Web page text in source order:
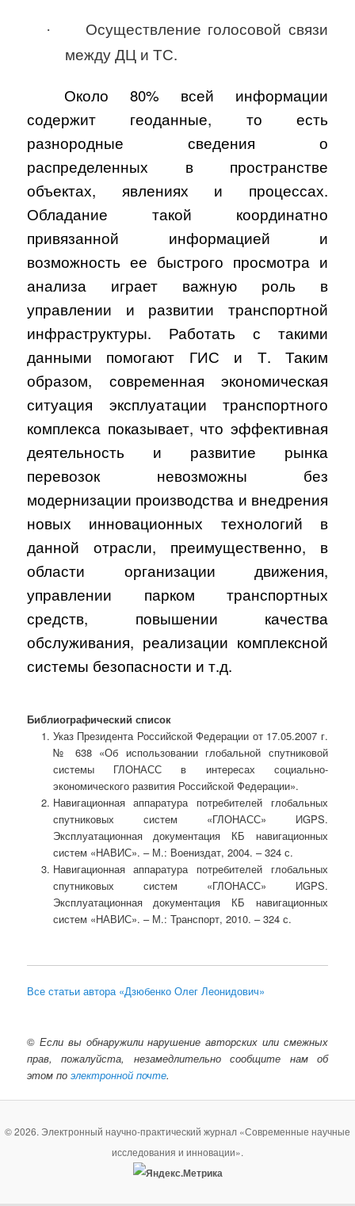
·
Осуществление голосовой связи
между ДЦ и ТС.
Около 80% всей информации
содержит геоданные, то есть
разнородные сведения о
распределенных в пространстве
объектах, явлениях и процессах.
Обладание такой координатно
привязанной информацией и
возможность ее быстрого просмотра и
анализа играет важную роль в
управлении и развитии транспортной
инфраструктуры. Работать с такими
данными помогают ГИС и Т. Таким
образом, современная экономическая
ситуация эксплуатации транспортного
комплекса показывает, что эффективная
деятельность и развитие рынка
перевозок невозможны без
модернизации производства и внедрения
новых инновационных технологий в
данной отрасли, преимущественно, в
области организации движения,
управлении парком транспортных
средств, повышении качества
обслуживания, реализации комплексной
системы безопасности и т.д.
Библиографический список
Указ Президента Российской Федерации от 17.05.2007 г.
№ 638 «Об использовании глобальной спутниковой
системы ГЛОНАСС в интересах социально-
экономического развития Российской Федерации».
Навигационная аппаратура потребителей глобальных
спутниковых систем «ГЛОНАСС» ИGPS.
Эксплуатационная документация КБ навигационных
систем «НАВИС». – М.: Воениздат, 2004. – 324 с.
Навигационная аппаратура потребителей глобальных
спутниковых систем «ГЛОНАСС» ИGPS.
Эксплуатационная документация КБ навигационных
систем «НАВИС». – М.: Транспорт, 2010. – 324 с.
Все статьи автора «Дзюбенко Олег Леонидович»
© Если вы обнаружили нарушение авторских или смежных
прав, пожалуйста, незамедлительно сообщите нам об
этом поэлектронной почте.
© 2026. Электронный научно-практический журнал «Современные научные
исследования и инновации».